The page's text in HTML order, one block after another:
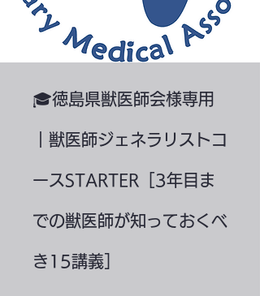
🎓徳島県獣医師会様専用
｜獣医師ジェネラリストコ
ースSTARTER［3年目ま
での獣医師が知っておくべ
き15講義］